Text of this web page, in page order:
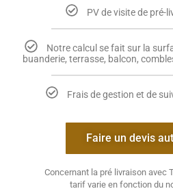
PV de visite de pré-
Notre calcul se fait sur la
buanderie, terrasse, balcon,
Frais de gestion et de
Faire un devis
Concernant la pré livraison avec
tarif varie en fonction du